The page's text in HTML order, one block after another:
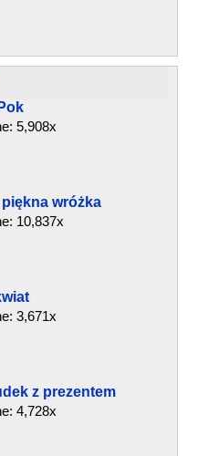
5,908x
wróżka
10,837x
3,671x
z prezentem
4,728x